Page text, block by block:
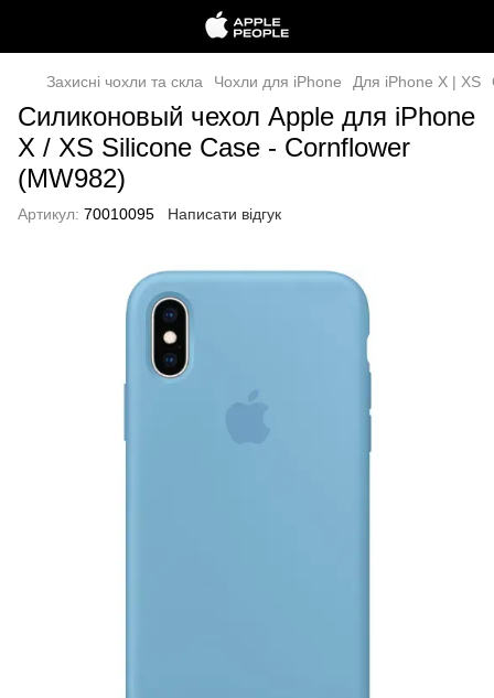
Захисні чохли та скла Чохли для iPhone Для iPhone X | XS
Силиконовый чехол Apple для iPhone
X / XS Silicone Case - Cornflower
(MW982)
Артикул: 70010095 Написати відгук